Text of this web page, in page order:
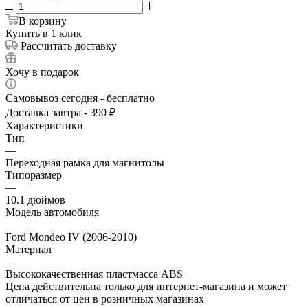
В корзину
Купить в 1 клик
Рассчитать доставку
Хочу в подарок
Самовывоз сегодня - бесплатно
Доставка завтра - 390 ₽
Характеристики
Тип
—
Переходная рамка для магнитолы
Типоразмер
—
10.1 дюймов
Модель автомобиля
—
Ford Mondeo IV (2006-2010)
Материал
—
Высококачественная пластмасса ABS
Цена действительна только для интернет-магазина и может
отличаться от цен в розничных магазинах